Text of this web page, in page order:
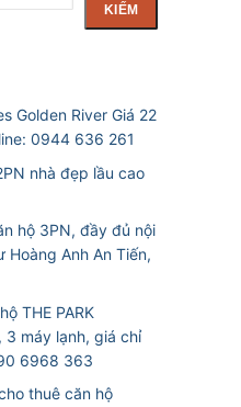
KIẾM
Golden River Giá 22
0944 636 261
nhà đẹp lầu cao
hộ 3PN, đầy đủ nội
Anh An Tiến,
THE PARK
3 máy lạnh, giá chỉ
6968 363
thuê căn hộ